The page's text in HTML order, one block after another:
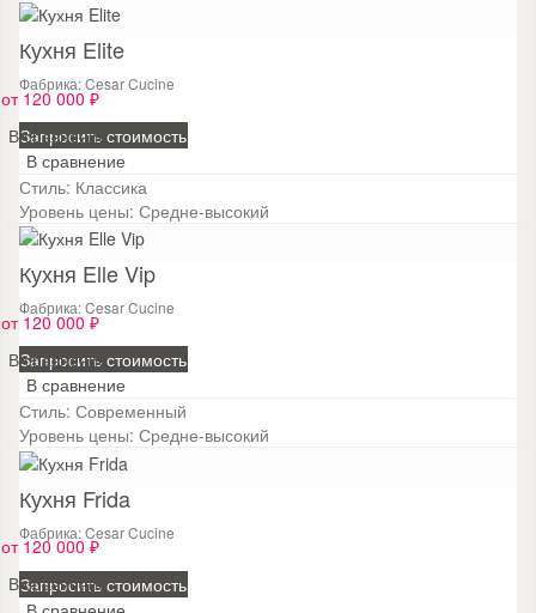
от 120 000 ₽
В сравнение
Кухня Elite
Фабрика: Cesar Cucine
Запросить стоимость
В сравнение
Стиль: Классика
Уровень цены: Средне-высокий
от 120 000 ₽
В сравнение
Кухня Elle Vip
Фабрика: Cesar Cucine
Запросить стоимость
В сравнение
Стиль: Современный
Уровень цены: Средне-высокий
от 120 000 ₽
В сравнение
Кухня Frida
Фабрика: Cesar Cucine
Запросить стоимость